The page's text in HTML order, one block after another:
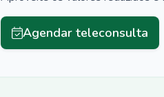
Agendar teleconsulta